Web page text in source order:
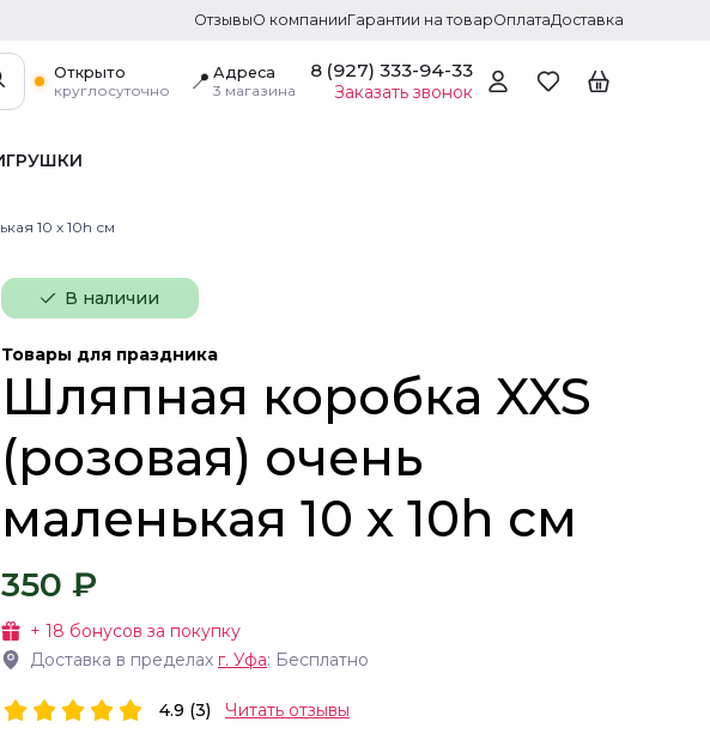
ОтзывыО компанииГарантии на товарОплатаДоставка
Открыто
круглосуточно
📍 Адреса
3 магазина
8 (927) 333-94-33
Заказать звонок
10 х 10h см
В наличии
Товары для праздника
Шляпная коробка XXS
(розовая) очень
маленькая 10 х 10h см
350 ₽
+ 18 бонусов за покупку
Доставка в пределах г. Уфа: Бесплатно
4.9 (3) Читать отзывы